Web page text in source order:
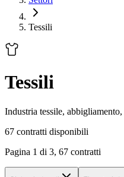
Tessili
Tessili
Industria tessile,
67 contratti disponibili
Pagina 1 di 3, 67 contratti